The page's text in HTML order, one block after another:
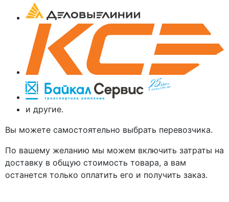
и другие.
Вы можете самостоятельно выбрать перевозчика.
По вашему желанию мы можем включить затраты на
доставку в общую стоимость товара, а вам
останется только оплатить его и получить заказ.